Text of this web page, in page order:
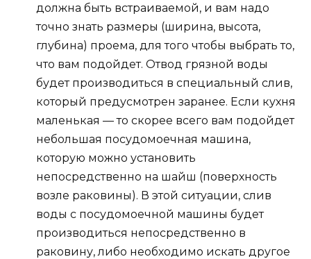
должна быть встраиваемой, и вам надо
точно знать размеры (ширина, высота,
глубина) проема, для того чтобы выбрать то,
что вам подойдет. Отвод грязной воды
будет производиться в специальный слив,
который предусмотрен заранее. Если кухня
маленькая — то скорее всего вам подойдет
небольшая посудомоечная машина,
которую можно установить
непосредственно на шайш (поверхность
возле раковины). В этой ситуации, слив
воды с посудомоечной машины будет
производиться непосредственно в
раковину, либо необходимо искать другое